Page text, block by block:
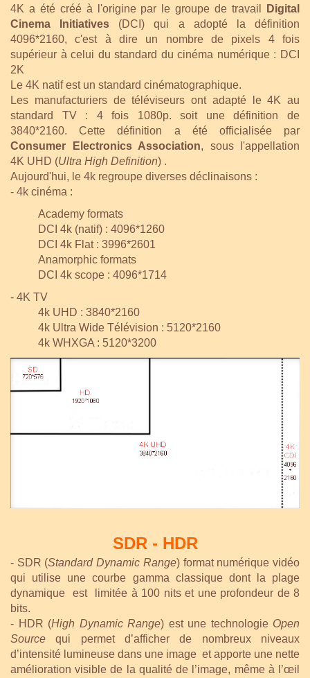
4K a été créé à l'origine par le groupe de travail
Digital
Cinema Initiatives (DCI) qui a adopté la définition
4096*2160, c'est à dire un nombre de pixels 4 fois
supérieur à celui du standard du cinéma numérique : DCI
2K
Le 4K natif est un standard cinématographique.
Les manufacturiers de téléviseurs ont adapté le 4K au
standard TV : 4 fois 1080p. soit une définition de
3840*2160. Cette définition a été officialisée par
Consumer Electronics Association, sous l'appellation
4K UHD (Ultra High Definition) .
Aujourd'hui, le 4k regroupe diverses déclinaisons :
- 4k cinéma :
Academy formats
DCI 4k (natif) : 4096*1260
DCI 4k Flat : 3996*2601
Anamorphic formats
DCI 4k scope : 4096*1714
- 4K TV
4k UHD : 3840*2160
4k Ultra Wide Télévision : 5120*2160
4k WHXGA : 5120*3200
SDR - HDR
- SDR (Standard Dynamic Range) format numérique vidéo
qui utilise une courbe gamma classique dont la plage
dynamique est limitée à 100 nits et une profondeur de 8
bits.
- HDR (High Dynamic Range) est une technologie Open
Source qui permet d’afficher de nombreux niveaux
d’intensité lumineuse dans une image et apporte une nette
amélioration visible de la qualité de l’image, même à l’œil